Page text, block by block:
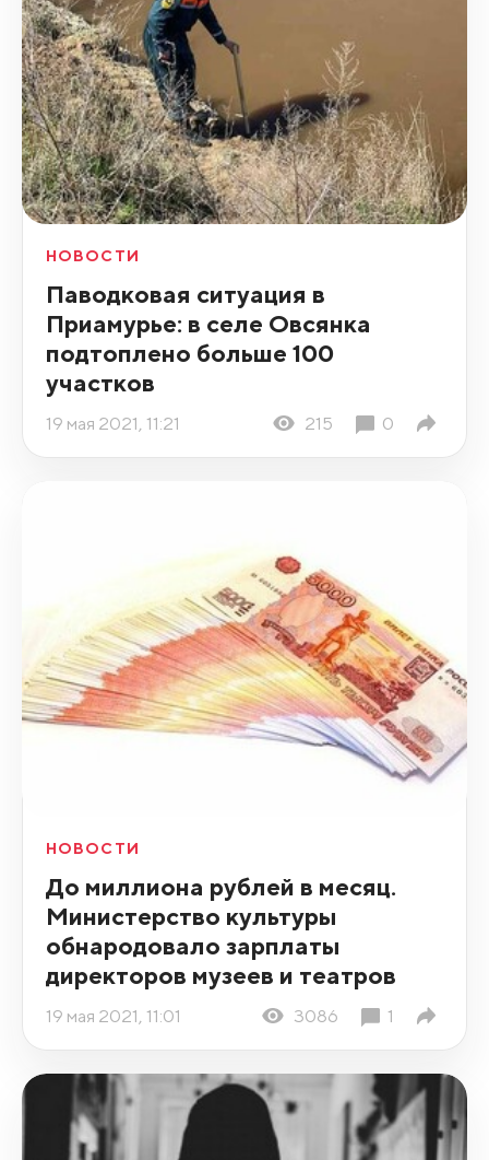
НОВОСТИ
Паводковая ситуация в
Приамурье: в селе Овсянка
подтоплено больше 100
участков
19 мая 2021, 11:21 215 0
НОВОСТИ
До миллиона рублей в месяц.
Министерство культуры
обнародовало зарплаты
директоров музеев и театров
19 мая 2021, 11:01 3086 1